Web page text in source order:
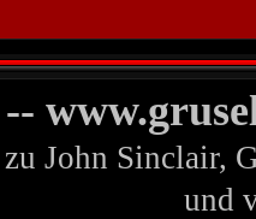
--
John Sinclair,
und